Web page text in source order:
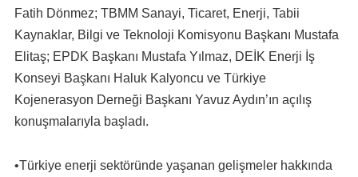
Fatih Dönmez; TBMM Sanayi, Ticaret, Enerji, Tabii
Kaynaklar, Bilgi ve Teknoloji Komisyonu Başkanı Mustafa
Elitaş; EPDK Başkanı Mustafa Yılmaz, DEİK Enerji İş
Konseyi Başkanı Haluk Kalyoncu ve Türkiye
Kojenerasyon Derneği Başkanı Yavuz Aydın’ın açılış
konuşmalarıyla başladı.
•Türkiye enerji sektöründe yaşanan gelişmeler hakkında